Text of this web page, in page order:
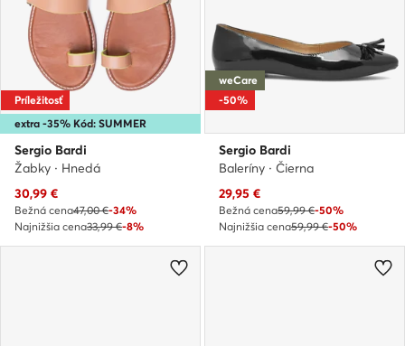
extra -35% Kód: SUMMER
Príležitosť
Sergio Bardi
Žabky · Hnedá
Aktuálna cena
30,99 €
Bežná cena47,00 €-34%
Najnižšia cena33,99 €-8%
weCare
-50%
Sergio Bardi
Baleríny · Čierna
Aktuálna cena
29,95 €
Bežná cena59,99 €-50%
Najnižšia cena59,99 €-50%